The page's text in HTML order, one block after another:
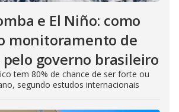
e El Niño: como
monitoramento de
governo brasileiro
tem 80% de chance de ser forte ou
segundo estudos internacionais